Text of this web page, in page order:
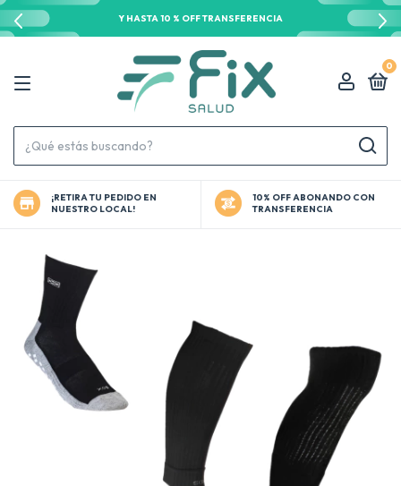
Y HASTA 10 % OFF TRANSFERENCIA
0
¡RETIRA TU PEDIDO EN
NUESTRO LOCAL!
10% OFF ABONANDO CON
TRANSFERENCIA